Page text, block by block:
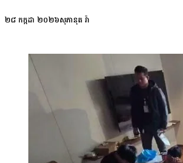
ខ្មែរភៀសសឹកកំពុងរងការរំលោភសិទ្ធិមនុស្សជាមូលដ្
ឡើងនេះ ប្រធានគណបក្សប្រជាធិបតេយ្យជឿន
យល់ឃើញថា នយោបាយឥតកែប្រែរបស់លោកប្រធ
ក្នុងជំរំសព្វថ្ងៃ»។ ចំណែកអ្នកវិភាគនយោបាយល
និយាយថា៖ «បើគាត់គ្រាន់តែទៅជួបពលរដ្ឋធម្មត
សសឹក លោក កឹម សុខា ក្នុងជំនួបជាមួយអ្នករាយក
ប្រាប់មន្ត្រី UN រូបនេះឱ្យជួយពលរដ្ឋខ្មែរភៀស
២៧ឆ្នាំ ប៉ុន្តែទោសបន្ថែមពាក់ព័ន្ធនឹងសិទ្ធិធ្វើន
ព្រះមហាក្សត្របានត្រាស់បង្គាប់លើកលែងទោស
២៨ កក្កដា ២០២៦សុភានុត វ៉ា